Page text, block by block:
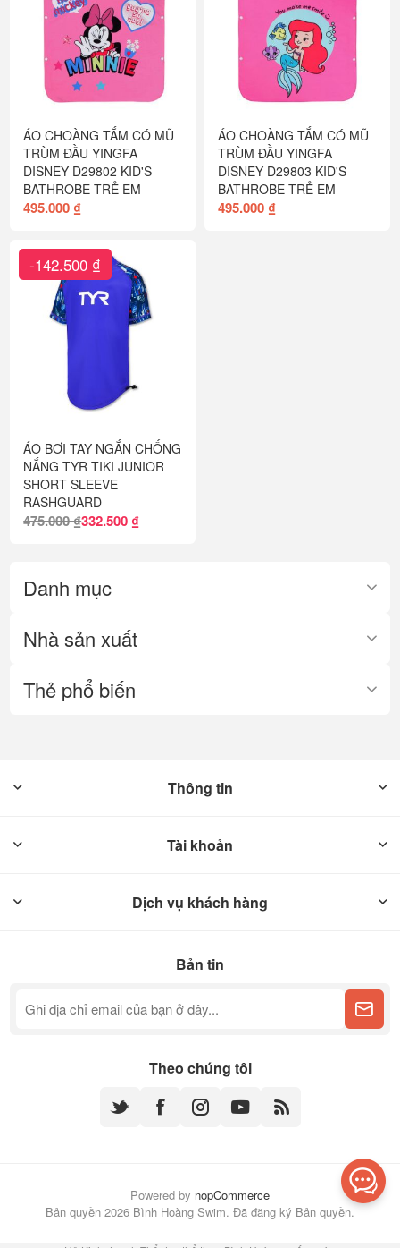
Danh mục
Nhà sản xuất
Thẻ phổ biến
ÁO CHOÀNG TẮM CÓ MŨ
TRÙM ĐẦU YINGFA
DISNEY D29802 KID'S
BATHROBE TRẺ EM
495.000 ₫
ÁO CHOÀNG TẮM CÓ MŨ
TRÙM ĐẦU YINGFA
DISNEY D29803 KID'S
BATHROBE TRẺ EM
495.000 ₫
-142.500 ₫
ÁO BƠI TAY NGẮN CHỐNG
NẮNG TYR TIKI JUNIOR
SHORT SLEEVE
RASHGUARD
475.000 ₫332.500 ₫
Thông tin
Tài khoản
Dịch vụ khách hàng
Bản tin
Theo chúng tôi
Powered by nopCommerce
Bản quyền 2026 Bình Hoàng Swim. Đã đăng ký Bản quyền.